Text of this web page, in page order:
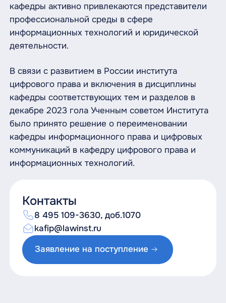
кафедры активно привлекаются представители
профессиональной среды в сфере
информационных технологий и юридической
деятельности.
В связи с развитием в России института
цифрового права и включения в дисциплины
кафедры соответствующих тем и разделов в
декабре 2023 гола Ученным советом Института
было принято решение о переименовании
кафедры информационного права и цифровых
коммуникаций в кафедру цифрового права и
информационных технологий.
Контакты
8 495 109-3630, доб.1070
kafip@lawinst.ru
Заявление на поступление